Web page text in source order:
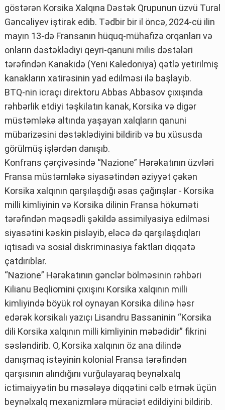
göstərən Korsika Xalqına Dəstək Qrupunun üzvü Tural
Gəncəliyev iştirak edib. Tədbir bir il öncə, 2024-cü ilin
mayın 13-də Fransanın hüquq-mühafizə orqanları və
onların dəstəklədiyi qeyri-qanuni milis dəstələri
tərəfindən Kanakidə (Yeni Kaledoniya) qətlə yetirilmiş
kanakların xatirəsinin yad edilməsi ilə başlayıb.
BTQ-nin icraçı direktoru Abbas Abbasov çıxışında
rəhbərlik etdiyi təşkilatın kanak, Korsika və digər
müstəmləkə altında yaşayan xalqların qanuni
mübarizəsini dəstəklədiyini bildirib və bu xüsusda
görülmüş işlərdən danışıb.
Konfrans çərçivəsində “Nazione” Hərəkatının üzvləri
Fransa müstəmləkə siyasətindən əziyyət çəkən
Korsika xalqının qarşılaşdığı əsas çağırışlar - Korsika
milli kimliyinin və Korsika dilinin Fransa hökuməti
tərəfindən məqsədli şəkildə assimilyasiya edilməsi
siyasətini kəskin pisləyib, eləcə də qarşılaşdıqları
iqtisadi və sosial diskriminasiya faktları diqqətə
çatdırıblar.
“Nazione” Hərəkatının gənclər bölməsinin rəhbəri
Kilianu Beqliomini çıxışını Korsika xalqının milli
kimliyində böyük rol oynayan Korsika dilinə həsr
edərək korsikalı yazıçı Lisandru Bassaninin “Korsika
dili Korsika xalqının milli kimliyinin məbədidir” fikrini
səsləndirib. O, Korsika xalqının öz ana dilində
danışmaq istəyinin kolonial Fransa tərəfindən
qarşısının alındığını vurğulayaraq beynəlxalq
ictimaiyyətin bu məsələyə diqqətini cəlb etmək üçün
beynəlxalq mexanizmlərə müraciət edildiyini bildirib.